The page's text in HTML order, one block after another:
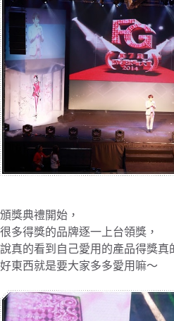
頒獎典禮開始，
很多得獎的品牌逐一上台領獎，
說真的看到自己愛用的產品得獎真
好東西就是要大家多多愛用嘛～